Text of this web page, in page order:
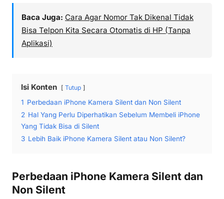
Baca Juga: Cara Agar Nomor Tak Dikenal Tidak
Bisa Telpon Kita Secara Otomatis di HP (Tanpa
Aplikasi)
Isi Konten Tutup
1 Perbedaan iPhone Kamera Silent dan Non Silent
2 Hal Yang Perlu Diperhatikan Sebelum Membeli iPhone
Yang Tidak Bisa di Silent
3 Lebih Baik iPhone Kamera Silent atau Non Silent?
Perbedaan iPhone Kamera Silent dan
Non Silent